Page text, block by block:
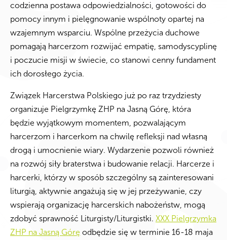
codzienna postawa odpowiedzialności, gotowości do
pomocy innym i pielęgnowanie wspólnoty opartej na
wzajemnym wsparciu. Wspólne przeżycia duchowe
pomagają harcerzom rozwijać empatię, samodyscyplinę
i poczucie misji w świecie, co stanowi cenny fundament
ich dorosłego życia.
Związek Harcerstwa Polskiego już po raz trzydziesty
organizuje Pielgrzymkę ZHP na Jasną Górę, która
będzie wyjątkowym momentem, pozwalającym
harcerzom i harcerkom na chwilę refleksji nad własną
drogą i umocnienie wiary. Wydarzenie pozwoli również
na rozwój siły braterstwa i budowanie relacji. Harcerze i
harcerki, którzy w sposób szczególny są zainteresowani
liturgią, aktywnie angażują się w jej przeżywanie, czy
wspierają organizację harcerskich nabożeństw, mogą
zdobyć sprawność Liturgisty/Liturgistki. XXX Pielgrzymka
ZHP na Jasną Górę odbędzie się w terminie 16-18 maja